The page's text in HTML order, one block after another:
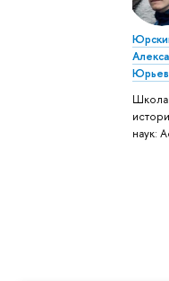
Школа
наук: